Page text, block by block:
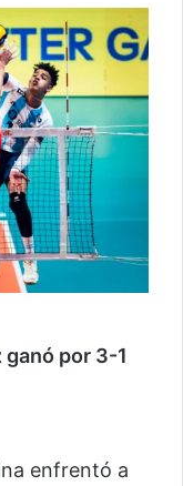
por 3-1
enfrentó a